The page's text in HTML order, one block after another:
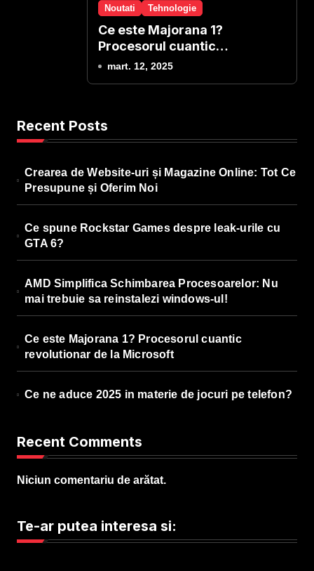
Noutati Tehnologie
Ce este Majorana 1?
Procesorul cuantic
revolutionar de la Microsoft
mart. 12, 2025
Recent Posts
Crearea de Website-uri și Magazine Online: Tot Ce
Presupune și Oferim Noi
Ce spune Rockstar Games despre leak-urile cu
GTA 6?
AMD Simplifica Schimbarea Procesoarelor: Nu
mai trebuie sa reinstalezi windows-ul!
Ce este Majorana 1? Procesorul cuantic
revolutionar de la Microsoft
Ce ne aduce 2025 in materie de jocuri pe telefon?
Recent Comments
Niciun comentariu de arătat.
Te-ar putea interesa si: